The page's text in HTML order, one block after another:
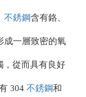
不銹鋼含有鉻、
成一層致密的氧
，從而具有良好
304不銹鋼和